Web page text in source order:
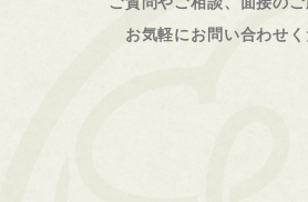
お気軽にお問い合わせく